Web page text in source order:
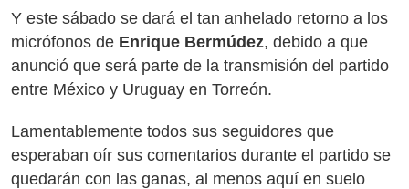
Y este sábado se dará el tan anhelado retorno a los
micrófonos de Enrique Bermúdez, debido a que
anunció que será parte de la transmisión del partido
entre México y Uruguay en Torreón.
Lamentablemente todos sus seguidores que
esperaban oír sus comentarios durante el partido se
quedarán con las ganas, al menos aquí en suelo